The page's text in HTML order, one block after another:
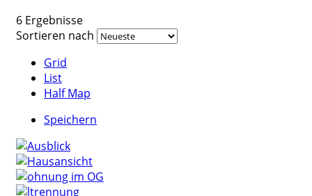
6 Ergebnisse
Sortieren nach
Grid
List
Half Map
Speichern